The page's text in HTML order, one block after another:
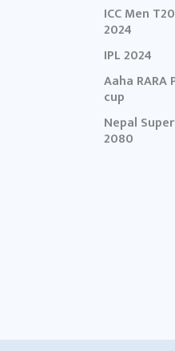
ICC Men
2024
IPL 2024
Aaha
cup
Nepal
2080